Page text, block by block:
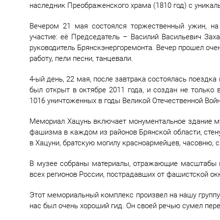
наследник Преображенского храма (1810 год) с
Вечером 21 мая состоялся торжественный ужин,
участие: её Председатель – Василий Васильевич
руководитель Брянскэнергоремонта. Вечер прошел
работу, пели песни, танцевали.
4-ый день, 22 мая, после завтрака состоялась
был открыт в октябре 2011 года, и создан не
1016 уничтоженных в годы Великой Отечественной
Мемориал Хацунь включает монументальное здание
фашизма в каждом из районов Брянской области,
в Хацуни, братскую могилу красноармейцев, часовню,
В музее собраны материалы, отражающие масштабы
всех регионов России, пострадавших от фашистской
Этот мемориальный комплекс произвел на нашу
нас был очень хороший гид. Он своей речью сумел